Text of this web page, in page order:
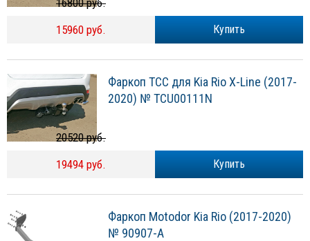
Купить
15960 руб.
Фаркоп ТСС для Kia Rio X-Line (2017-
2020) № TCU00111N
Купить
20520 руб.
19494 руб.
Фаркоп Motodor Kia Rio (2017-2020)
№ 90907-A